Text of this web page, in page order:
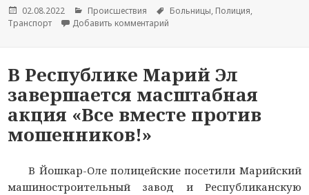
Опубликовано
02.08.2022 Рубрики
Происшествия Метки
Больницы, Полиция,
Транспорт
Добавить комментарий
В Республике Марий Эл
завершается масштабная
акция «Все вместе против
мошенников!»
В Йошкар-Оле полицейские посетили Марийский
машиностроительный завод и Республиканскую